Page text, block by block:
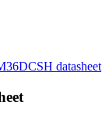
datasheet